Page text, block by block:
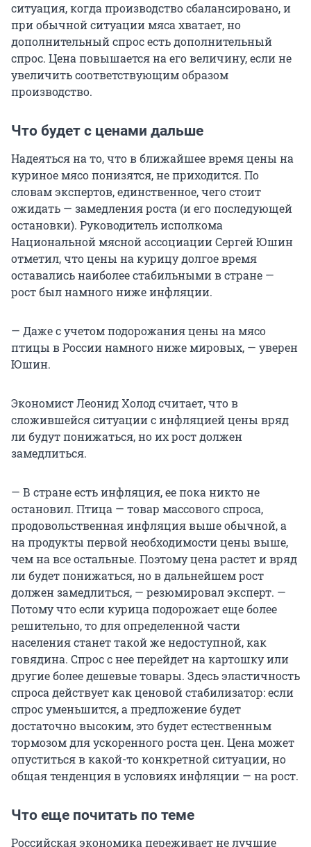
ситуация, когда производство сбалансировано, и
при обычной ситуации мяса хватает, но
дополнительный спрос есть дополнительный
спрос. Цена повышается на его величину, если не
увеличить соответствующим образом
производство.
Что будет с ценами дальше
Надеяться на то, что в ближайшее время цены на
куриное мясо понизятся, не приходится. По
словам экспертов, единственное, чего стоит
ожидать — замедления роста (и его последующей
остановки). Руководитель исполкома
Национальной мясной ассоциации Сергей Юшин
отметил, что цены на курицу долгое время
оставались наиболее стабильными в стране —
рост был намного ниже инфляции.
— Даже с учетом подорожания цены на мясо
птицы в России намного ниже мировых, — уверен
Юшин.
Экономист Леонид Холод считает, что в
сложившейся ситуации с инфляцией цены вряд
ли будут понижаться, но их рост должен
замедлиться.
— В стране есть инфляция, ее пока никто не
остановил. Птица — товар массового спроса,
продовольственная инфляция выше обычной, а
на продукты первой необходимости цены выше,
чем на все остальные. Поэтому цена растет и вряд
ли будет понижаться, но в дальнейшем рост
должен замедлиться, — резюмировал эксперт. —
Потому что если курица подорожает еще более
решительно, то для определенной части
населения станет такой же недоступной, как
говядина. Спрос с нее перейдет на картошку или
другие более дешевые товары. Здесь эластичность
спроса действует как ценовой стабилизатор: если
спрос уменьшится, а предложение будет
достаточно высоким, это будет естественным
тормозом для ускоренного роста цен. Цена может
опуститься в какой-то конкретной ситуации, но
общая тенденция в условиях инфляции — на рост.
Что еще почитать по теме
Российская экономика переживает не лучшие